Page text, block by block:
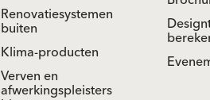
Renovatiesystemen
buiten
Klima-producten
Verven en
afwerkingspleisters